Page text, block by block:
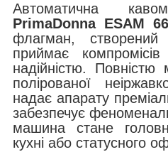
Автоматична
PrimaDonna ESAM
флагман,
приймає
надійністю. Повністю
полірованої
надає апарату
забезпечує
машина стане
кухні або статусного